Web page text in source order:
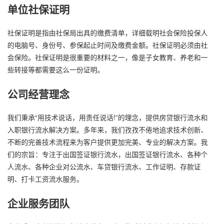
单位社保证明
社保证明是指由社保局出具的缴费清单，详细载明社会保险投保人
的电脑号、身份号、参保起止时间及缴费金额。社保证明必须由社
会保险。社保证明是很重要的材料之一，像是子女教育、养老和一
些转接等都需要这么一份证明。
公司经营理念
我们秉承“用技术说话，用责任说话!”的理念，提供房贷银行流水和
入职银行流水解决方案。多年来，我们孜孜不倦地追求技术创新、
不断的完善技术流程来为客户提供更加完美、专业的解决方案。我
们的宗旨：专注于出国签证银行流水，出国签证银行流水、各种个
人流水、各种企业对公流水、车贷银行流水、工作证明、存款证
明、打卡工资流水服务。
企业服务团队